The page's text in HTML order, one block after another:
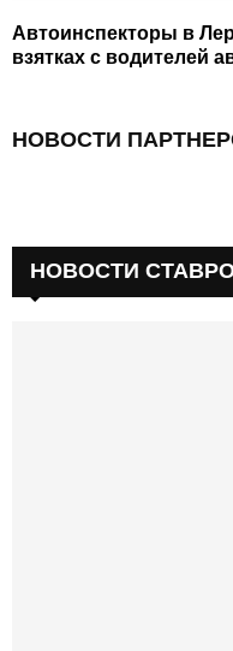
Автоинспекторы в
взятках с водителей
НОВОСТИ
НОВОСТИ